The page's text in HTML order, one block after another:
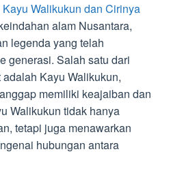
Kayu Walikukun dan Cirinya
alam Nusantara,
legenda yang telah
generasi. Salah satu dari
Kayu Walikukun,
memiliki keajaiban dan
Walikukun tidak hanya
tetapi juga menawarkan
hubungan antara